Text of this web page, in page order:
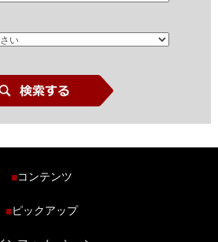
■コンテンツ
■ピックアップ